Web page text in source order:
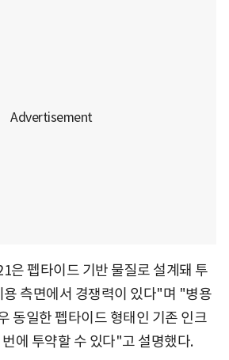
은 펩타이드 기반 물질로 설계돼 투
용 측면에서 경쟁력이 있다"며 "병용
동일한 펩타이드 형태인 기존 인크
에 투약할 수 있다"고 설명했다.